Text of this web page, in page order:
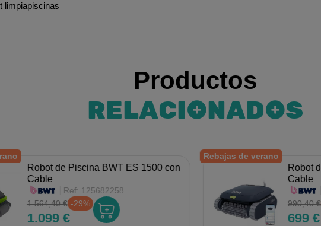
limpiapiscinas
Productos
RELACIONADOS
Robot de Piscina BWT ES 1500 con
Cable
Ref: 125682258
1.564,40 € -29%
1.099 €
Rebajas de verano
Robot
Cable
990,40 €
699 €